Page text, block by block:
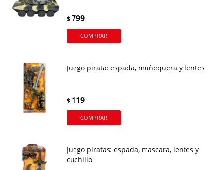
$799
Juego pirata: espada, muñequera y lentes
$ 119
Juego piratas: espada, mascara, lentes y
cuchillo